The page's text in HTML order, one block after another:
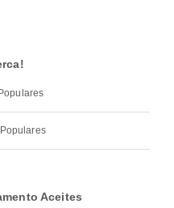
Aceites